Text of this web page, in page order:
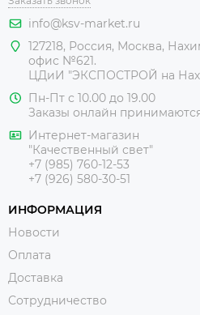
info@ksv-market.ru
127218, Россия, Москва,
офис №621.
ЦДиИ "ЭКСПОСТРОЙ на
Пн-Пт с 10.00 до 19.00
Заказы онлайн
Интернет-магазин
"Качественный свет"
+7 (985) 760-12-53
+7 (926) 580-30-51
ИНФОРМАЦИЯ
Новости
Оплата
Доставка
Сотрудничество